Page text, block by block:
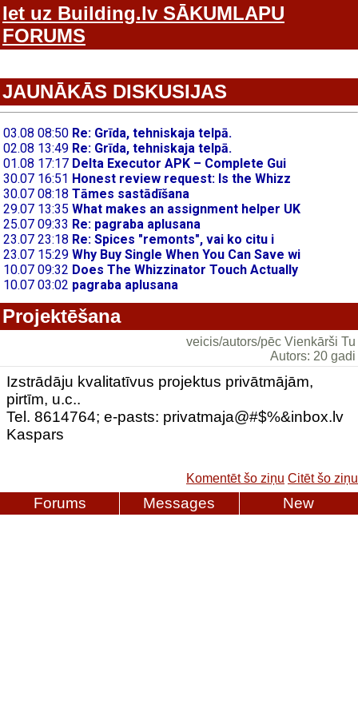
Iet uz Building.lv SĀKUMLAPU
FORUMS
JAUNĀKĀS DISKUSIJAS
Projektēšana
veicis/autors/pēc Vienkārši Tu
Autors: 20 gadi
Izstrādāju kvalitatīvus projektus privātmājām,
pirtīm, u.c..
Tel. 8614764; e-pasts: privatmaja@#$%&inbox.lv
Kaspars
Komentēt šo ziņu Citēt šo ziņu
Forums Messages New